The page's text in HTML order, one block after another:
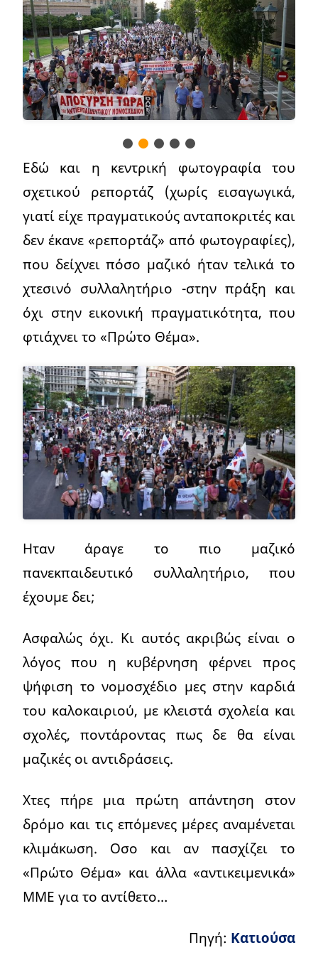
Εδώ και η κεντρική φωτογραφία του
σχετικού ρεπορτάζ (χωρίς εισαγωγικά,
γιατί είχε πραγματικούς ανταποκριτές και
δεν έκανε «ρεπορτάζ» από φωτογραφίες),
που δείχνει πόσο μαζικό ήταν τελικά το
χτεσινό συλλαλητήριο -στην πράξη και
όχι στην εικονική πραγματικότητα, που
φτιάχνει το «Πρώτο Θέμα».
Ηταν άραγε το πιο μαζικό
πανεκπαιδευτικό συλλαλητήριο, που
έχουμε δει;
Ασφαλώς όχι. Κι αυτός ακριβώς είναι ο
λόγος που η κυβέρνηση φέρνει προς
ψήφιση το νομοσχέδιο μες στην καρδιά
του καλοκαιριού, με κλειστά σχολεία και
σχολές, ποντάροντας πως δε θα είναι
μαζικές οι αντιδράσεις.
Χτες πήρε μια πρώτη απάντηση στον
δρόμο και τις επόμενες μέρες αναμένεται
κλιμάκωση. Οσο και αν πασχίζει το
«Πρώτο Θέμα» και άλλα «αντικειμενικά»
ΜΜΕ για το αντίθετο…
Πηγή: Κατιούσα